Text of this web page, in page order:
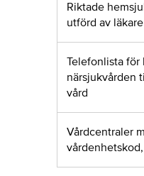
Riktade
utförd av läkare
Telefonlista för
närsjukvården
vård
Vårdcentraler